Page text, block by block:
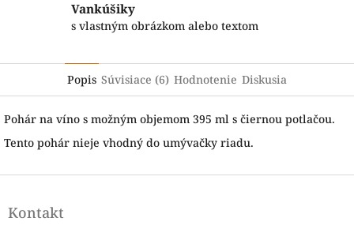
Vankúšiky
s vlastným obrázkom alebo textom
Popis Súvisiace (6) Hodnotenie Diskusia
Pohár na víno s možným objemom 395 ml s čiernou potlačou.
Tento pohár nieje vhodný do umývačky riadu.
Z
pKontakt